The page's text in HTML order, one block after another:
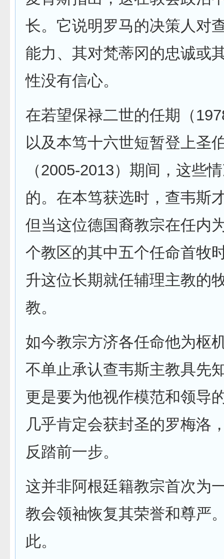
长。它说明罗马的决策人对
能力、其对梵蒂冈的忠诚或
性没有信心。
在若望保禄二世的任期（
以及本笃十六世短暂登上圣
（2005-2013）期间，这些
的。在本笃获选时，查韦斯
但当这位德国裔教宗在任内
个教区的其中五个任命首牧
升这位长期就任辅理主教的
教。
如今教宗方济各任命他为枢
不单止承认查韦斯主教具先
更是要为他视作模范和领导
几乎肯定会获封圣的罗梅洛
反踏前一步。
这并非阿根廷籍教宗首次为
教会领袖恢复其荣誉和尊严
此。